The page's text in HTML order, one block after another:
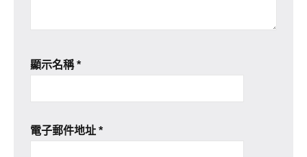
顯示名稱*
電子郵件地址 *